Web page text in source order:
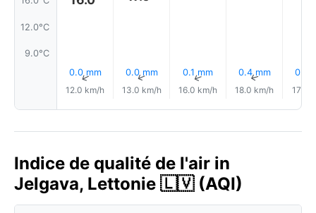
12.0°C
9.0°C
0.0 mm
↑
12.0 km/h
0.0 mm
↑
13.0 km/h
0.1 mm
↑
16.0 km/h
0.4 mm
↑
18.0 km/h
0.9
17.0
Indice de qualité de l'air in
Jelgava, Lettonie 🇱🇻 (AQI)